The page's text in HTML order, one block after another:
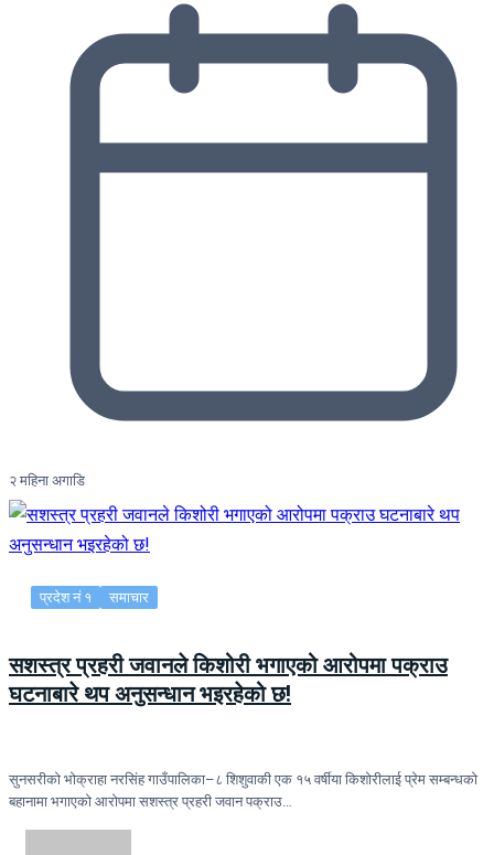
२ महिना अगाडि
प्रदेश नं १ समाचार
सशस्त्र प्रहरी जवानले किशोरी भगाएको आरोपमा पक्राउ
घटनाबारे थप अनुसन्धान भइरहेको छ!
सुनसरीको भोक्राहा नरसिंह गाउँपालिका–८ शिशुवाकी एक १५ वर्षीया किशोरीलाई प्रेम सम्बन्धको
बहानामा भगाएको आरोपमा सशस्त्र प्रहरी जवान पक्राउ…